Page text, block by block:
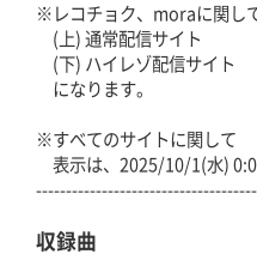
※レコチョク、moraに関し
(上) 通常配信サイト
(下) ハイレゾ配信サイト
になります。
※すべてのサイトに関して
表示は、2025/10/1(水)
収録曲